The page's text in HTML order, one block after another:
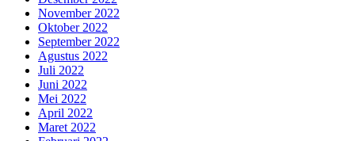
November 2022
Oktober 2022
September 2022
Agustus 2022
Juli 2022
Juni 2022
Mei 2022
April 2022
Maret 2022